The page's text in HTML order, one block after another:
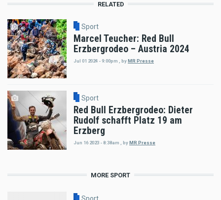
RELATED
Sport
Marcel Teucher: Red Bull
Erzbergrodeo – Austria 2024
Jul 01 2024 - 9:00pm , byMR Presse
Sport
Red Bull Erzbergrodeo: Dieter
Rudolf schafft Platz 19 am
Erzberg
Jun 16 2023 - 8:38am byMR Presse
MORE SPORT